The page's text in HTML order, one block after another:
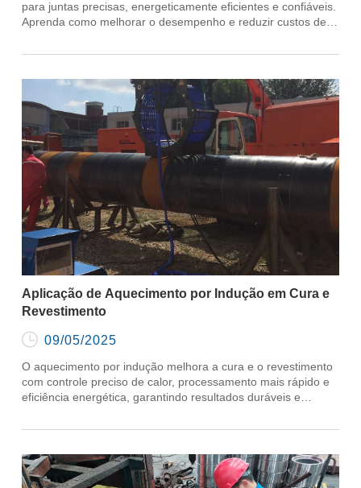
para juntas precisas, energeticamente eficientes e confiáveis.
Aprenda como melhorar o desempenho e reduzir custos de
Aplicação de Aquecimento por Indução em Cura e
Revestimento
 09/05/2025
O aquecimento por indução melhora a cura e o revestimento
com controle preciso de calor, processamento mais rápido e
eficiência energética, garantindo resultados duráveis e